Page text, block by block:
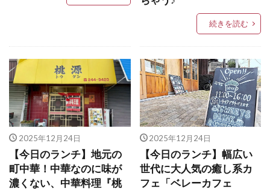
続きを読む
2025年12月24日
【今日のランチ】地元の
町中華！中華なのに味が
濃くない、中華料理『桃
2025年12月24日
【今日のランチ】幅広い
世代に大人気の癒し系カ
フェ「ベレーカフェ